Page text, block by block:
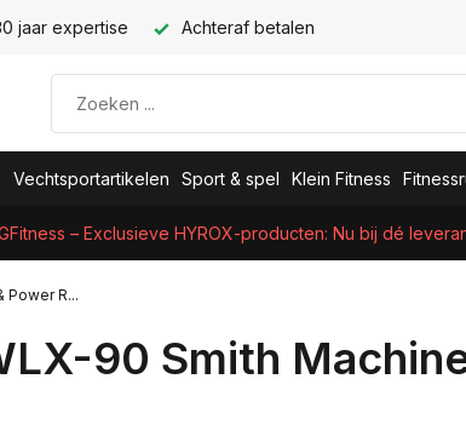
jaar expertise Achteraf betalen
Vechtsportartikelen Sport & spel Klein Fitness
– Exclusieve HYROX-producten: Nu bij dé
Power R...
90 Smith